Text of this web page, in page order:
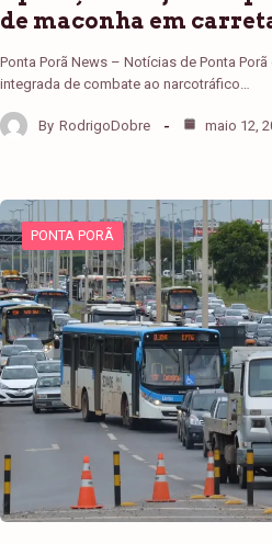
de maconha em
Ponta Porã News – Notícias de Ponta
integrada de combate ao narcotráfico…
By RodrigoDobre maio 12,
PONTA PORÃ